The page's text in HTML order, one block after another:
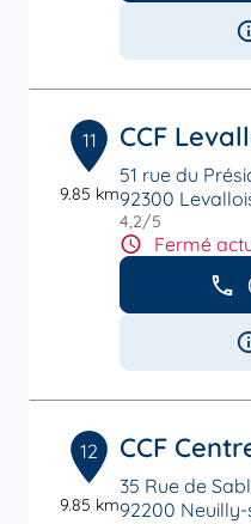
11
9.85 km
CCF
51 rue du
92300
4,2/5
Fermé
12
9.85 km
CCF
35 Rue de
92200 Neuilly-